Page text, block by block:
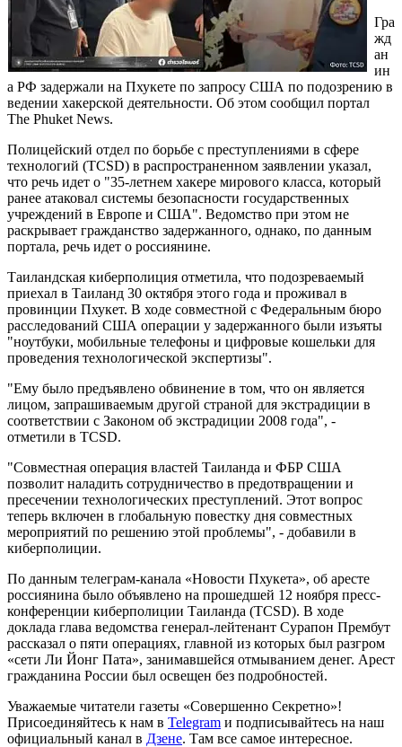
Гра
жд
ан
ин
а РФ задержали на Пхукете по запросу США по подозрению в
ведении хакерской деятельности. Об этом сообщил портал
The Phuket News.
Полицейский отдел по борьбе с преступлениями в сфере
технологий (TCSD) в распространенном заявлении указал,
что речь идет о "35-летнем хакере мирового класса, который
ранее атаковал системы безопасности государственных
учреждений в Европе и США". Ведомство при этом не
раскрывает гражданство задержанного, однако, по данным
портала, речь идет о россиянине.
Таиландская киберполиция отметила, что подозреваемый
приехал в Таиланд 30 октября этого года и проживал в
провинции Пхукет. В ходе совместной с Федеральным бюро
расследований США операции у задержанного были изъяты
"ноутбуки, мобильные телефоны и цифровые кошельки для
проведения технологической экспертизы".
"Ему было предъявлено обвинение в том, что он является
лицом, запрашиваемым другой страной для экстрадиции в
соответствии с Законом об экстрадиции 2008 года", -
отметили в TCSD.
"Совместная операция властей Таиланда и ФБР США
позволит наладить сотрудничество в предотвращении и
пресечении технологических преступлений. Этот вопрос
теперь включен в глобальную повестку дня совместных
мероприятий по решению этой проблемы", - добавили в
киберполиции.
По данным телеграм-канала «Новости Пхукета», об аресте
россиянина было объявлено на прошедшей 12 ноября пресс-
конференции киберполиции Таиланда (TCSD). В ходе
доклада глава ведомства генерал-лейтенант Сурапон Прембут
рассказал о пяти операциях, главной из которых был разгром
«сети Ли Йонг Пата», занимавшейся отмыванием денег. Арест
гражданина России был освещен без подробностей.
Уважаемые читатели газеты «Совершенно Секретно»!
Присоединяйтесь к нам в Telegram и подписывайтесь на наш
официальный канал в Дзене. Там все самое интересное.